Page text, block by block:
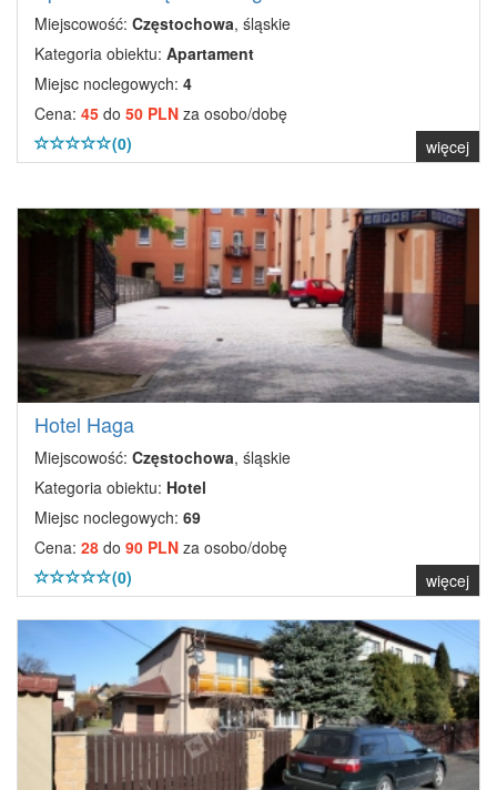
Miejscowość: Częstochowa, śląskie
Kategoria obiektu: Apartament
Miejsc noclegowych: 4
Cena: 45 do 50 PLN za osobo/dobę
(0)
więcej
Hotel Haga
Miejscowość: Częstochowa, śląskie
Kategoria obiektu: Hotel
Miejsc noclegowych: 69
Cena: 28 do 90 PLN za osobo/dobę
(0)
więcej